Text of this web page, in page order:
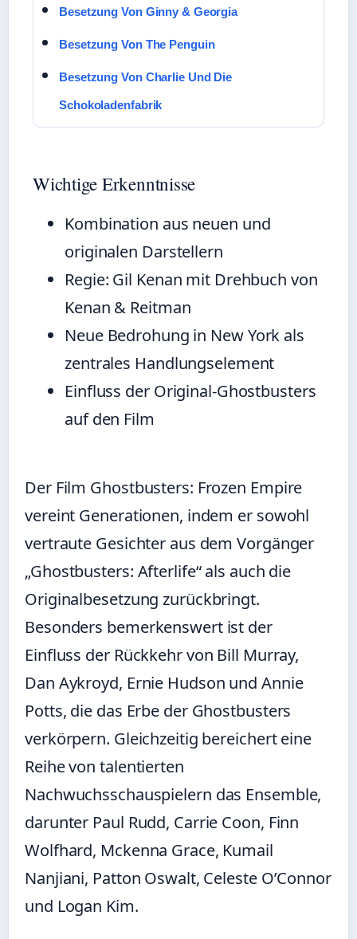
Besetzung Von Ginny & Georgia
Besetzung Von The Penguin
Besetzung Von Charlie Und Die
Schokoladenfabrik
Wichtige Erkenntnisse
Kombination aus neuen und
originalen Darstellern
Regie: Gil Kenan mit Drehbuch von
Kenan & Reitman
Neue Bedrohung in New York als
zentrales Handlungselement
Einfluss der Original-Ghostbusters
auf den Film
Der Film Ghostbusters: Frozen Empire
vereint Generationen, indem er sowohl
vertraute Gesichter aus dem Vorgänger
„Ghostbusters: Afterlife“ als auch die
Originalbesetzung zurückbringt.
Besonders bemerkenswert ist der
Einfluss der Rückkehr von Bill Murray,
Dan Aykroyd, Ernie Hudson und Annie
Potts, die das Erbe der Ghostbusters
verkörpern. Gleichzeitig bereichert eine
Reihe von talentierten
Nachwuchsschauspielern das Ensemble,
darunter Paul Rudd, Carrie Coon, Finn
Wolfhard, Mckenna Grace, Kumail
Nanjiani, Patton Oswalt, Celeste O’Connor
und Logan Kim.